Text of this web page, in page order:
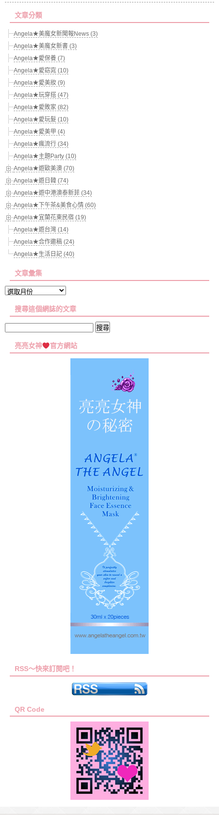
文章分類
Angela★美魔女新聞報News (3)
Angela★美魔女新書 (3)
Angela★愛保養 (7)
Angela★愛窈窕 (10)
Angela★愛美妝 (9)
Angela★玩穿搭 (47)
Angela★愛敗家 (82)
Angela★愛玩髮 (10)
Angela★愛美甲 (4)
Angela★瘋流行 (34)
Angela★主題Party (10)
Angela★遊歐美澳 (70)
Angela★遊日韓 (74)
Angela★遊中港澳泰新菲 (34)
Angela★下午茶&美食心情 (60)
Angela★宜蘭花東民宿 (19)
Angela★遊台灣 (14)
Angela★合作邀稿 (24)
Angela★生活日記 (40)
文章彙集
文
彙
搜尋這個網誌的文章
關
亮亮女神 官方網站
RSS～快來訂閱吧！
QR Code